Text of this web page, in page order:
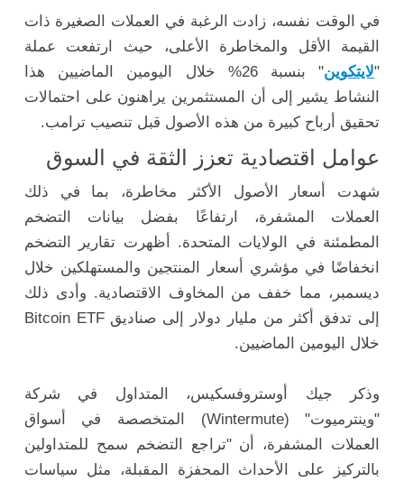
في الوقت نفسه، زادت الرغبة في العملات الصغيرة ذات
القيمة الأقل والمخاطرة الأعلى، حيث ارتفعت عملة
"لايتكوين
" بنسبة 26% خلال اليومين الماضيين هذا
النشاط يشير إلى أن المستثمرين يراهنون على احتمالات
تحقيق أرباح كبيرة من هذه الأصول قبل تنصيب ترامب.
عوامل اقتصادية تعزز الثقة في السوق
شهدت أسعار الأصول الأكثر مخاطرة، بما في ذلك
العملات المشفرة، ارتفاعًا بفضل بيانات التضخم
المطمئنة في الولايات المتحدة. أظهرت تقارير التضخم
انخفاضًا في مؤشري أسعار المنتجين والمستهلكين خلال
ديسمبر، مما خفف من المخاوف الاقتصادية. وأدى ذلك
إلى تدفق أكثر من مليار دولار إلى صناديق Bitcoin ETF
خلال اليومين الماضيين.
وذكر جيك أوستروفسكيس، المتداول في شركة
"وينترميوت" (Wintermute) المتخصصة في أسواق
العملات المشفرة، أن "تراجع التضخم سمح للمتداولين
بالتركيز على الأحداث المحفزة المقبلة، مثل سياسات